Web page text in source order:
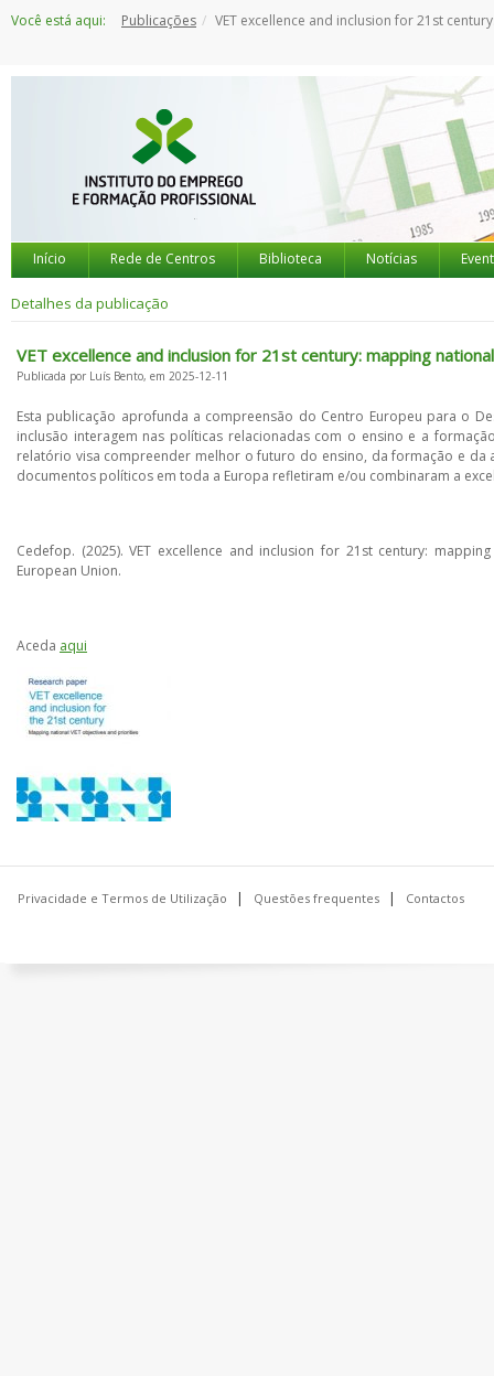
paraVocê está aqui: Publicações VET excellence and inclusion for 21st century: mapping national VET objectives and
Início Rede de Centros Biblioteca Notícias
Detalhes da publicação
VET excellence and inclusion for 21st century: mapping
Publicada por Luís Bento, em 2025-12-11
Esta publicação aprofunda a compreensão do Centro Europeu para o
inclusão interagem nas políticas relacionadas com o ensino e a
relatório visa compreender melhor o futuro do ensino, da formação e
documentos políticos em toda a Europa refletiram e/ou combinaram a
Cedefop. (2025). VET excellence and inclusion for 21st century:
European Union.
Aceda aqui
Privacidade e Termos de Utilização Questões frequentes Contactos